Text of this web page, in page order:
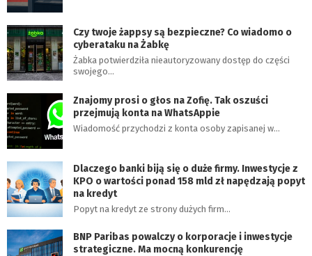
Czy twoje żappsy są bezpieczne? Co wiadomo o
cyberataku na Żabkę
Żabka potwierdziła nieautoryzowany dostęp do części
swojego…
Znajomy prosi o głos na Zofię. Tak oszuści
przejmują konta na WhatsAppie
Wiadomość przychodzi z konta osoby zapisanej w…
Dlaczego banki biją się o duże firmy. Inwestycje z
KPO o wartości ponad 158 mld zł napędzają popyt
na kredyt
Popyt na kredyt ze strony dużych firm…
BNP Paribas powalczy o korporacje i inwestycje
strategiczne. Ma mocną konkurencję